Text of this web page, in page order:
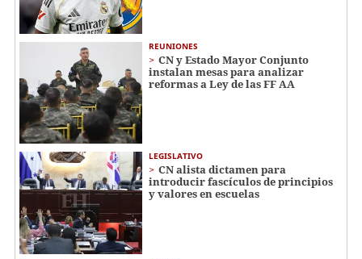
REUNIONES
CN y Estado Mayor Conjunto
instalan mesas para analizar
reformas a Ley de las FF AA
LEGISLATIVO
CN alista dictamen para
introducir fascículos de principios
y valores en escuelas